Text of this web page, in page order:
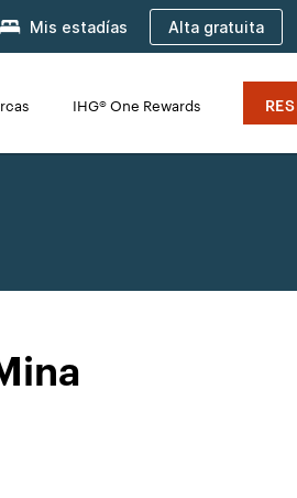
Mis estadías Alta gratuita
IHG® One Rewards